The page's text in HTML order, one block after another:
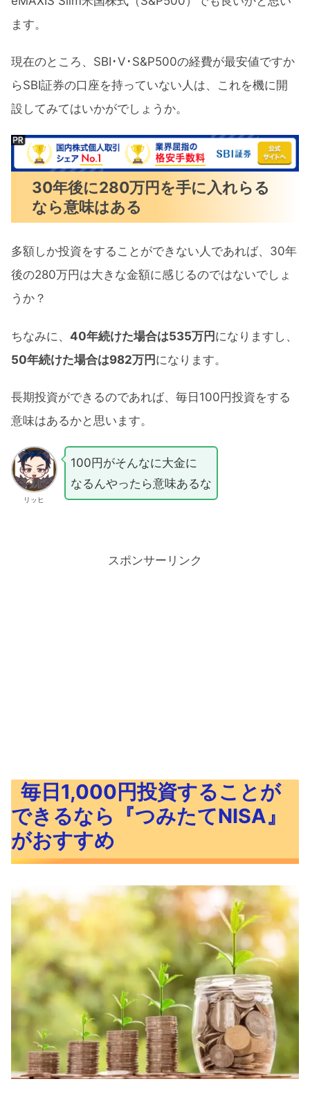
ます。
現在のところ、SBI･V･S&P500の経費が最安値ですか
らSBI証券の口座を持っていない人は、これを機に開
設してみてはいかがでしょうか。
30年後に280万円を手に入れらる
なら意味はある
多額しか投資をすることができない人であれば、30年
後の280万円は大きな金額に感じるのではないでしょ
うか？
ちなみに、 40年続けた場合は535万円になりますし、
50年続けた場合は982万円になります。
長期投資ができるのであれば、毎日100円投資をする
意味はあるかと思います。
リッヒ
100円がそんなに大金に
なるんやったら意味あるな
スポンサーリンク
毎日1,000円投資することが
できるなら『つみたてNISA』
がおすすめ